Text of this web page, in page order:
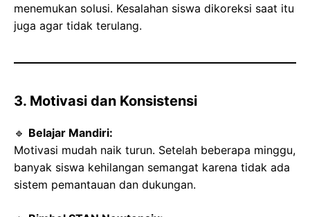
menemukan solusi. Kesalahan siswa dikoreksi saat itu
juga agar tidak terulang.
3. Motivasi dan Konsistensi
🔹 Belajar Mandiri:
Motivasi mudah naik turun. Setelah beberapa minggu,
banyak siswa kehilangan semangat karena tidak ada
sistem pemantauan dan dukungan.